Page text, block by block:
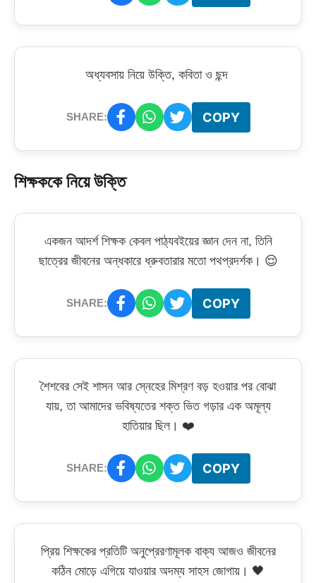
অধ্যবসায় নিয়ে উক্তি, কবিতা ও ছন্দ
SHARE: COPY
শিক্ষককে নিয়ে উক্তি
একজন আদর্শ শিক্ষক কেবল পাঠ্যবইয়ের জ্ঞান দেন না, তিনি
ছাত্রের জীবনের অন্ধকারে ধ্রুবতারার মতো পথপ্রদর্শক। 😌
SHARE: COPY
শৈশবের সেই শাসন আর স্নেহের মিশ্রণ বড় হওয়ার পর বোঝা
যায়, তা আমাদের ভবিষ্যতের শক্ত ভিত গড়ার এক অমূল্য
হাতিয়ার ছিল। ❤️
SHARE: COPY
প্রিয় শিক্ষকের প্রতিটি অনুপ্রেরণামূলক বাক্য আজও জীবনের
কঠিন মোড়ে এগিয়ে যাওয়ার অদম্য সাহস জোগায়। 🖤